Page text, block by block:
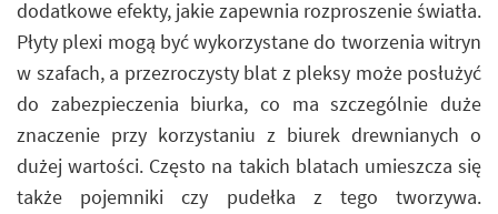
dodatkowe efekty, jakie zapewnia rozproszenie światła.
Płyty plexi mogą być wykorzystane do tworzenia witryn
w szafach, a przezroczysty blat z pleksy może posłużyć
do zabezpieczenia biurka, co ma szczególnie duże
znaczenie przy korzystaniu z biurek drewnianych o
dużej wartości. Często na takich blatach umieszcza się
także pojemniki czy pudełka z tego tworzywa.